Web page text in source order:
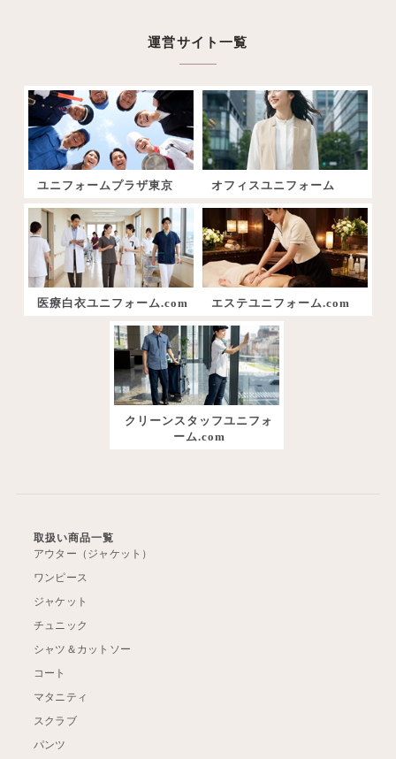
運営サイト一覧
ユニフォームプラザ東京 オフィスユニフォーム
医療白衣ユニフォーム.com エステユニフォーム.com
クリーンスタッフユニフォ
ーム.com
取扱い商品一覧
アウター（ジャケット）
ワンピース
ジャケット
チュニック
シャツ＆カットソー
コート
マタニティ
スクラブ
パンツ